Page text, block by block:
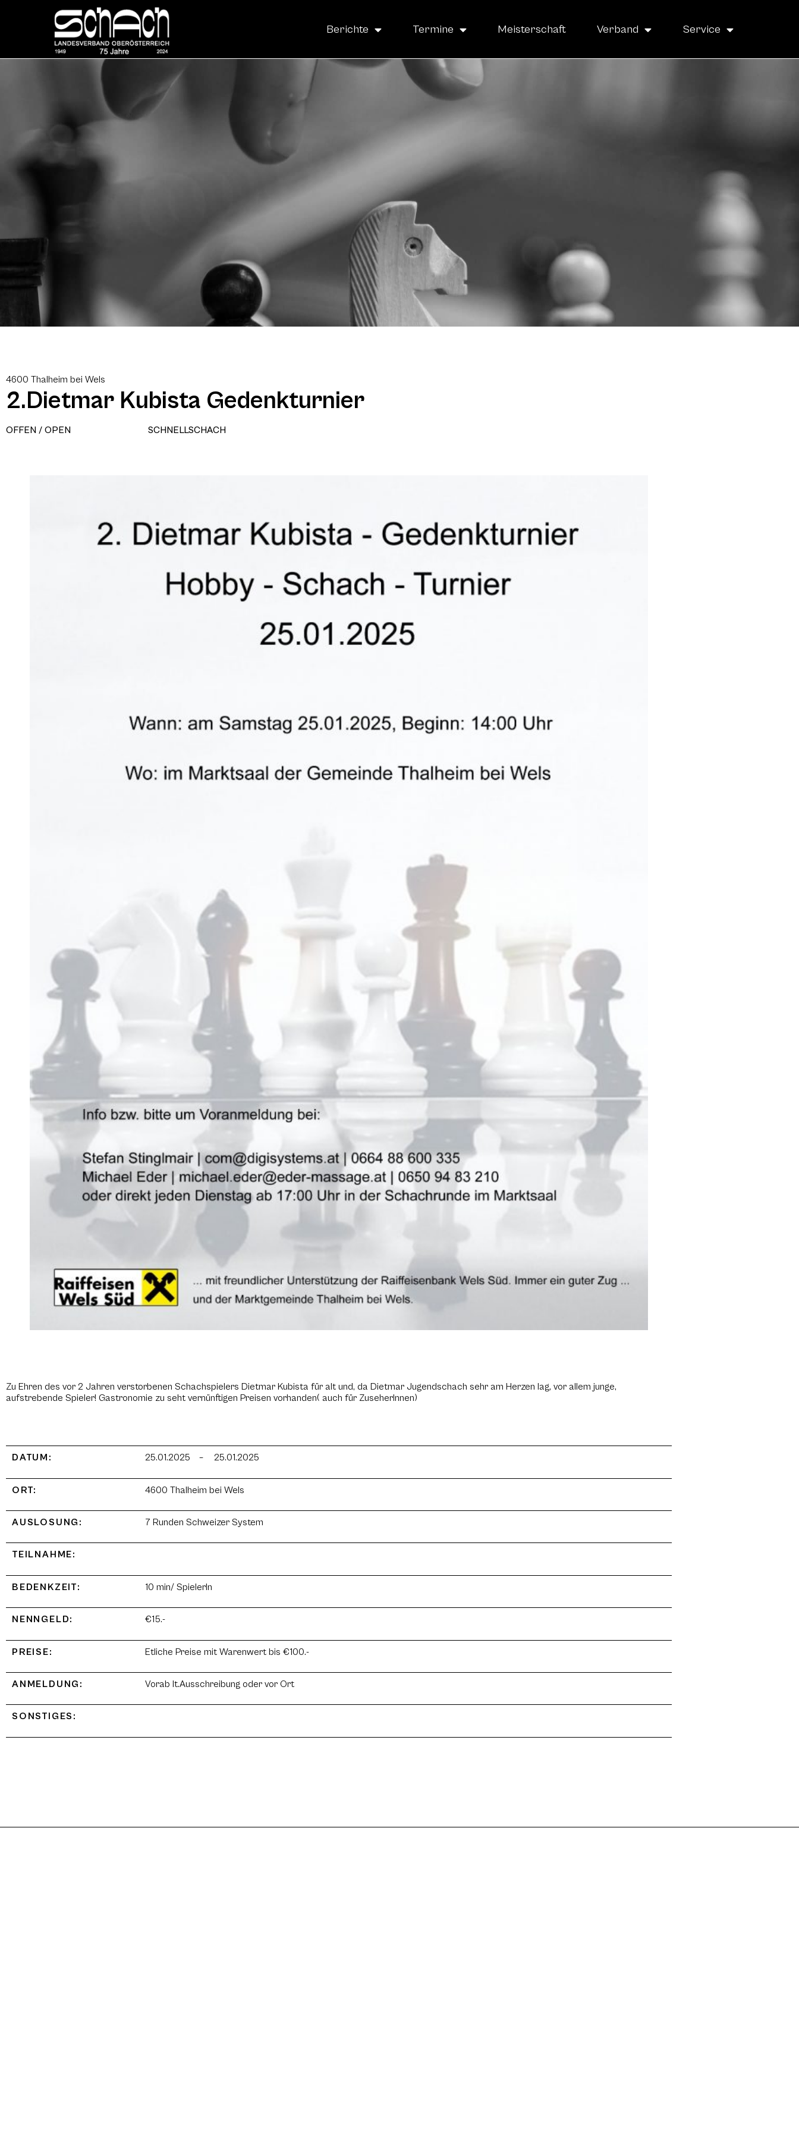
Berichte Termine Meisterschaft Verband Service
4600 Thalheim bei Wels
2.Dietmar Kubista Gedenkturnier
OFFEN / OPEN SCHNELLSCHACH
Zu Ehren des vor 2 Jahren verstorbenen Schachspielers Dietmar Kubista für alt und, da Dietmar Jugendschach sehr am Herzen lag, vor allem junge,
aufstrebende Spieler! Gastronomie zu seht vernünftigen Preisen vorhanden( auch für ZuseherInnen)
DATUM: 25.01.2025 – 25.01.2025
ORT: 4600 Thalheim bei Wels
AUSLOSUNG: 7 Runden Schweizer System
TEILNAHME:
BEDENKZEIT: 10 min/ SpielerIn
NENNGELD: €15.-
PREISE: Etliche Preise mit Warenwert bis €100.-
ANMELDUNG: Vorab lt.Ausschreibung oder vor Ort
SONSTIGES: